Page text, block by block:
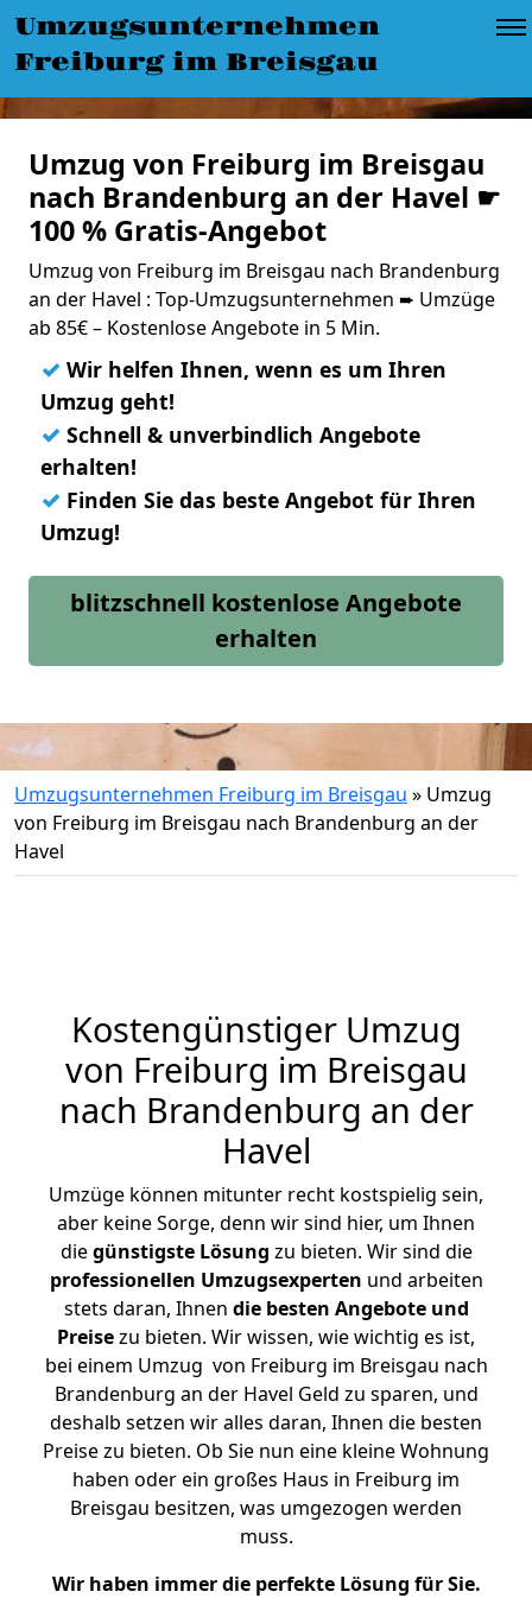
Umzugsunternehmen
Freiburg im Breisgau
Umzug von Freiburg im Breisgau
nach Brandenburg an der Havel ☛
100 % Gratis-Angebot
Umzug von Freiburg im Breisgau nach Brandenburg
an der Havel : Top-Umzugsunternehmen ➨ Umzüge
ab 85€ – Kostenlose Angebote in 5 Min.
✓ Wir helfen Ihnen, wenn es um Ihren
Umzug geht!
✓ Schnell & unverbindlich Angebote
erhalten!
✓ Finden Sie das beste Angebot für Ihren
Umzug!
blitzschnell kostenlose Angebote
erhalten
Umzugsunternehmen Freiburg im Breisgau » Umzug
von Freiburg im Breisgau nach Brandenburg an der
Havel
Kostengünstiger Umzug
von Freiburg im Breisgau
nach Brandenburg an der
Havel
Umzüge können mitunter recht kostspielig sein,
aber keine Sorge, denn wir sind hier, um Ihnen
diegünstigste Lösung zu bieten. Wir sind die
professionellen Umzugsexperten und arbeiten
stets daran, Ihnen die besten Angebote und
Preisezu bieten. Wir wissen, wie wichtig es ist,
bei einem Umzug von Freiburg im Breisgau nach
Brandenburg an der Havel Geld zu sparen, und
deshalb setzen wir alles daran, Ihnen die besten
Preise zu bieten. Ob Sie nun eine kleine Wohnung
haben oder ein großes Haus in Freiburg im
Breisgau besitzen, was umgezogen werden
muss.
Wir haben immer die perfekte Lösung für Sie.